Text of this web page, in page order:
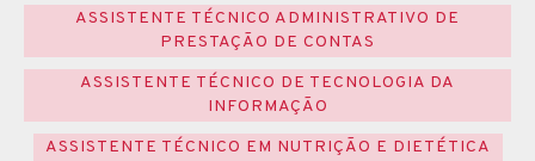
ASSISTENTE TÉCNICO ADMINISTRATIVO DE
PRESTAÇÃO DE CONTAS
ASSISTENTE TÉCNICO DE TECNOLOGIA DA
INFORMAÇÃO
ASSISTENTE TÉCNICO EM NUTRIÇÃO E DIETÉTICA